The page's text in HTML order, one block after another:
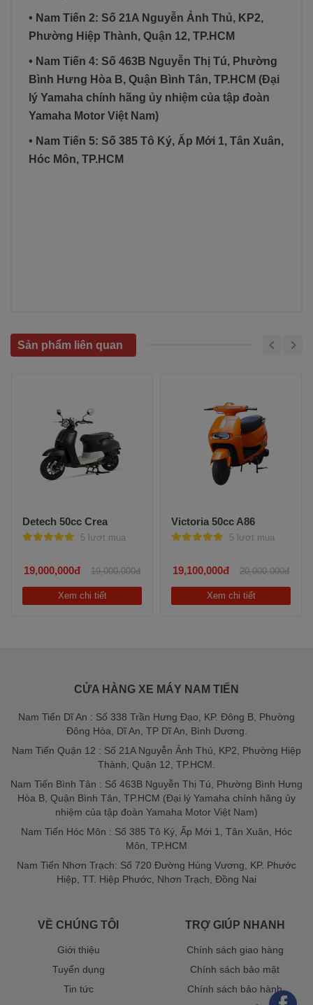
• Nam Tiến 2: Số 21A Nguyễn Ảnh Thủ, KP2,
Phường Hiệp Thành, Quận 12, TP.HCM
• Nam Tiến 4: Số 463B Nguyễn Thị Tú, Phường
Bình Hưng Hòa B, Quận Bình Tân, TP.HCM (Đại
lý Yamaha chính hãng ủy nhiệm của tập đoàn
Yamaha Motor Việt Nam)
• Nam Tiến 5: Số 385 Tô Ký, Ấp Mới 1, Tân Xuân,
Hóc Môn, TP.HCM
Sản phẩm liên quan
Detech 50cc Crea
5 lượt mua
19,000,000đ 19,000,000đ
Xem chi tiết
Victoria 50cc A86
5 lượt mua
19,100,000đ 20,000,000đ
Xem chi tiết
CỬA HÀNG XE MÁY NAM TIẾN
Nam Tiến Dĩ An : Số 338 Trần Hưng Đạo, KP. Đông B, Phường
Đông Hòa, Dĩ An, TP Dĩ An, Bình Dương.
Nam Tiến Quận 12 : Số 21A Nguyễn Ảnh Thủ, KP2, Phường Hiệp
Thành, Quận 12, TP.HCM.
Nam Tiến Bình Tân : Số 463B Nguyễn Thị Tú, Phường Bình Hưng
Hòa B, Quận Bình Tân, TP.HCM (Đại lý Yamaha chính hãng ủy
nhiệm của tập đoàn Yamaha Motor Việt Nam)
Nam Tiến Hóc Môn : Số 385 Tô Ký, Ấp Mới 1, Tân Xuân, Hóc
Môn, TP.HCM
Nam Tiến Nhơn Trạch: Số 720 Đường Hùng Vương, KP. Phước
Hiệp, TT. Hiệp Phước, Nhơn Trạch, Đồng Nai
VỀ CHÚNG TÔI
Giới thiệu
Tuyển dụng
Tin tức
TRỢ GIÚP NHANH
Chính sách giao hàng
Chính sách bảo mật
Chính sách bảo hành